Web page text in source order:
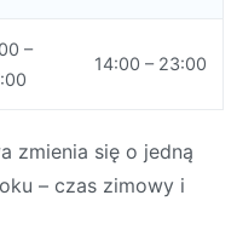
–
14:00 – 23:00
zmienia się o jedną
– czas zimowy i